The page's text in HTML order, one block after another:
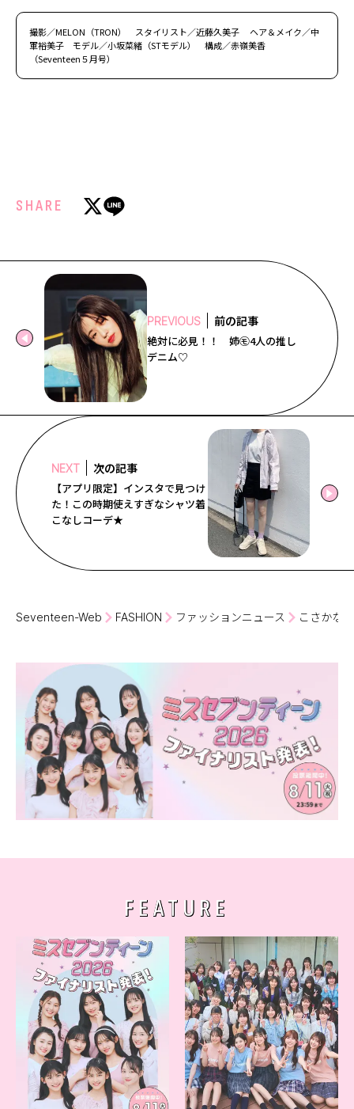
撮影／MELON（TRON） スタイリスト／近藤久美子 ヘア＆メイク／中
軍裕美子 モデル／小坂菜緒（STモデル） 構成／赤嶺美香
（Seventeen５月号）
SHARE
PREVIOUS 前の記事
絶対に必見！！ 姉㋲4人の推し
デニム♡
NEXT 次の記事
【アプリ限定】インスタで見つけ
た！この時期使えすぎなシャツ着
こなしコーデ★
Seventeen-Web FASHION ファッションニュース こさかな
FEATURE